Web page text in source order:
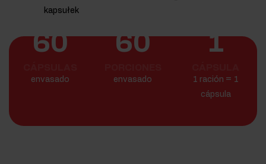
60
envasado
60
envasado
1
1 ración = 1
cápsula